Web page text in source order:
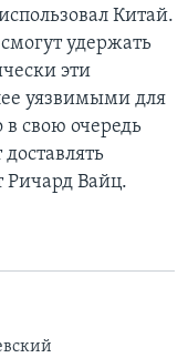
Китай.
удержать
эти
уязвимыми для
в свою очередь
Ричард Вайц.